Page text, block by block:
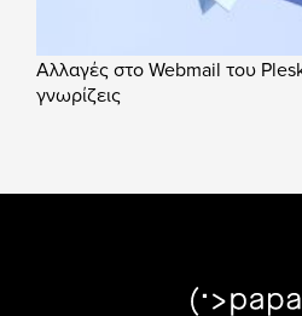
Αλλαγές στο Webmail του
γνωρίζεις